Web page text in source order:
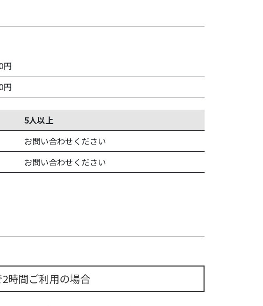
円
円
5人以上
お問い合わせください
お問い合わせください
時間ご利用の場合